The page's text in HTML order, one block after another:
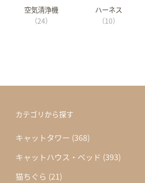
空気清浄機
（24）
ハーネス
（10）
カテゴリから探す
キャットタワー (368)
キャットハウス・ベッド (393)
猫ちぐら (21)